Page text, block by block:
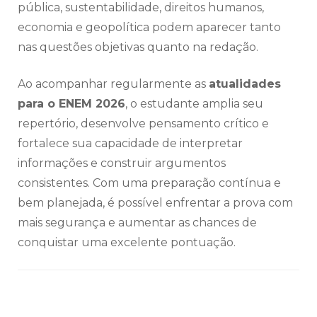
pública, sustentabilidade, direitos humanos,
economia e geopolítica podem aparecer tanto
nas questões objetivas quanto na redação.
Ao acompanhar regularmente as atualidades
para o ENEM 2026, o estudante amplia seu
repertório, desenvolve pensamento crítico e
fortalece sua capacidade de interpretar
informações e construir argumentos
consistentes. Com uma preparação contínua e
bem planejada, é possível enfrentar a prova com
mais segurança e aumentar as chances de
conquistar uma excelente pontuação.